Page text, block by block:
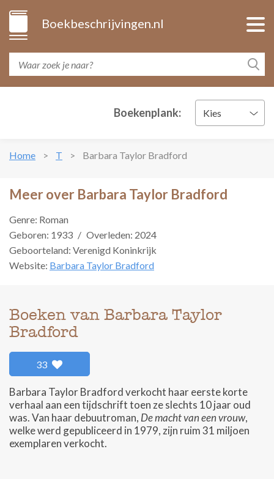
Boekbeschrijvingen.nl
Boekenplank: Kies
Home T Barbara Taylor Bradford
Meer over Barbara Taylor Bradford
Genre: Roman
Geboren: 1933 / Overleden: 2024
Geboorteland: Verenigd Koninkrijk
Website: Barbara Taylor Bradford
Boeken van Barbara Taylor
Bradford
33
Barbara Taylor Bradford verkocht haar eerste korte
verhaal aan een tijdschrift toen ze slechts 10 jaar oud
was. Van haar debuutroman, De macht van een vrouw,
welke werd gepubliceerd in 1979, zijn ruim 31 miljoen
exemplaren verkocht.